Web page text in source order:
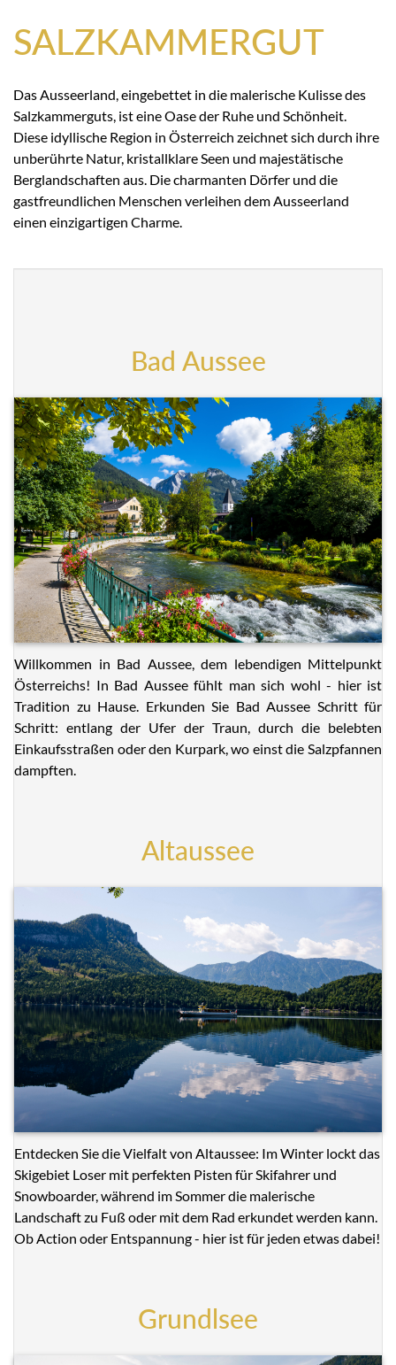
SALZKAMMERGUT
Das Ausseerland, eingebettet in die malerische Kulisse des
Salzkammerguts, ist eine Oase der Ruhe und Schönheit.
Diese idyllische Region in Österreich zeichnet sich durch ihre
unberührte Natur, kristallklare Seen und majestätische
Berglandschaften aus. Die charmanten Dörfer und die
gastfreundlichen Menschen verleihen dem Ausseerland
einen einzigartigen Charme.
Bad Aussee
Willkommen in Bad Aussee, dem lebendigen Mittelpunkt
Österreichs! In Bad Aussee fühlt man sich wohl - hier ist
Tradition zu Hause. Erkunden Sie Bad Aussee Schritt für
Schritt: entlang der Ufer der Traun, durch die belebten
Einkaufsstraßen oder den Kurpark, wo einst die Salzpfannen
dampften.
Altaussee
Entdecken Sie die Vielfalt von Altaussee: Im Winter lockt das
Skigebiet Loser mit perfekten Pisten für Skifahrer und
Snowboarder, während im Sommer die malerische
Landschaft zu Fuß oder mit dem Rad erkundet werden kann.
Ob Action oder Entspannung - hier ist für jeden etwas dabei!
Grundlsee